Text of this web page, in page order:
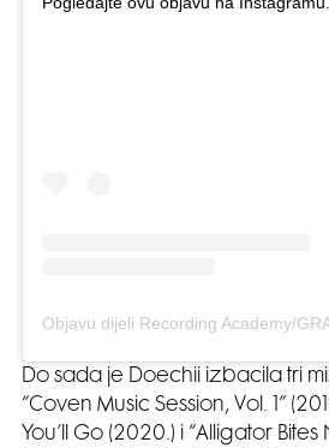
Do sada je Doechii izbacila tri
“Coven Music Session, Vol. 1”
You’ll Go (2020.) i “Alligator